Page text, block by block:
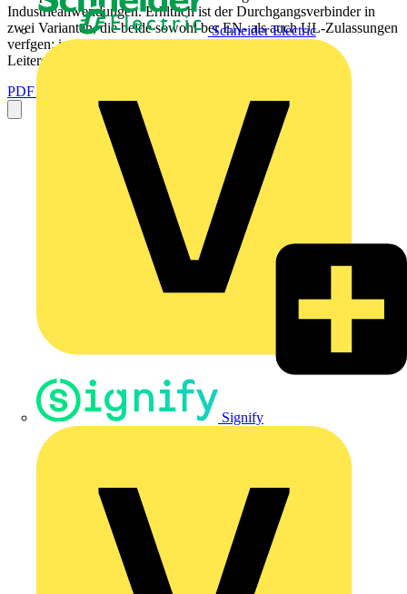
Schneider Electric
Signify
Industrieanwendungen. Erhltlich ist der Durchgangsverbinder in
zwei Varianten, die beide sowohl ber EN- als auch UL-Zulassungen
verfgen: in der Version mit transparentem Deckel fr
Leiterquerschnitte von 0,2 bis 4 mm fr...
PDF öffnen